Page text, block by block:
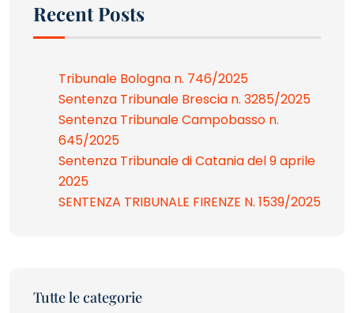
Recent Posts
Tribunale Bologna n. 746/2025
Sentenza Tribunale Brescia n. 3285/2025
Sentenza Tribunale Campobasso n.
645/2025
Sentenza Tribunale di Catania del 9 aprile
2025
SENTENZA TRIBUNALE FIRENZE N. 1539/2025